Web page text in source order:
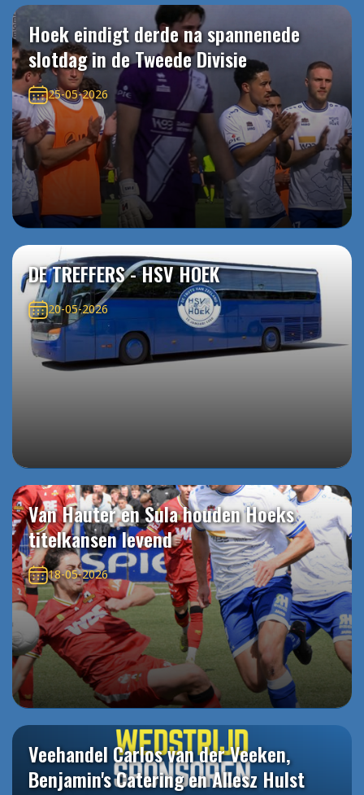
Hoek eindigt derde na spannenede
slotdag in de Tweede Divisie
25-05-2026
DE TREFFERS - HSV HOEK
20-05-2026
Van Hauter en Sula houden Hoeks
titelkansen levend
18-05-2026
Veehandel Carlos van der Veeken,
Benjamin's Catering en Allesz Hulst